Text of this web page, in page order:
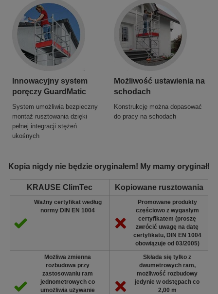
Innowacyjny system
poręczy GuardMatic
System umożliwia bezpieczny
montaż rusztowania dzięki
pełnej integracji stężeń
ukośnych
Możliwość ustawienia na
schodach
Konstrukcję można dopasować
do pracy na schodach
Kopia nigdy nie będzie oryginałem! My mamy oryginał!
KRAUSE ClimTec Kopiowane rusztowania
Ważny certyfikat według
normy DIN EN 1004
Promowane produkty
częściowo z wygasłym
certyfikatem (proszę
zwrócić uwagę na datę
certyfikatu, DIN EN 1004
obowiązuje od 03/2005)
Możliwa zmienna
rozbudowa przy
zastosowaniu ram
jednometrowych co
umożliwia używanie
Składa się tylko z
dwumetrowych ram,
możliwość rozbudowy
jedynie w odstępach co
2,00 m